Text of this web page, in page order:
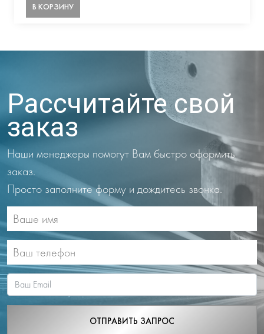
В КОРЗИНУ
Рассчитайте свой
заказ
Наши менеджеры помогут Вам быстро оформить
заказ.
Просто заполните форму и дождитесь звонка.
ОТПРАВИТЬ ЗАПРОС